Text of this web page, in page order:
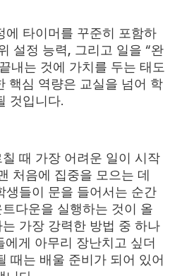
에 타이머를 꾸준히 포함하
설정 능력, 그리고 일을 “완
내는 것에 가치를 두는 태도
핵심 역량은 교실을 넘어 학
것입니다.
때 가장 어려운 일이 시작
처음에 집중을 모으는 데
생들이 문을 들어서는 순간
다운을 실행하는 것이 올
가장 강력한 방법 중 하나
에게 아무리 장난치고 싶더
때는 배울 준비가 되어 있어